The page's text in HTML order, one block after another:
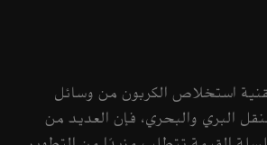
استخلاص الكربون من وسائل
البري والبحري، فإن العديد من